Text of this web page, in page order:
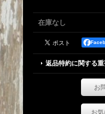
在庫なし
返品特約に関する
お
お